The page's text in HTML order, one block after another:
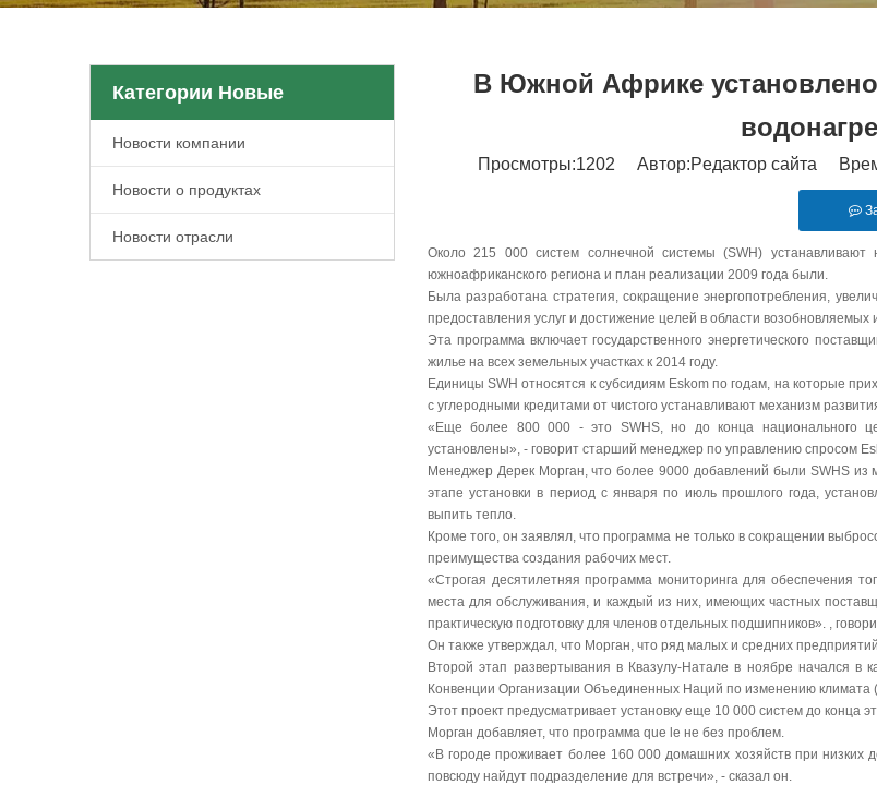
Категории Новые
Новости компании
Новости о продуктах
Новости отрасли
В Южной Африке установлено
Просмотры:1202 Автор:Pедактор сайта
Около 215 000 систем солнечной системы (SWH) устанавливают
южноафриканского региона и план реализации 2009 года были.
Была разработана стратегия, сокращение энергопотребления,
предоставления услуг и достижение целей в области возобновляемых
Эта программа включает государственного энергетического
жилье на всех земельных участках к 2014 году.
Единицы SWH относятся к субсидиям Eskom по годам, на которые
с углеродными кредитами от чистого устанавливают механизм
«Еще более 800 000 - это SWHS, но до конца национального
установлены», - говорит старший менеджер по управлению спросом
Менеджер Дерек Морган, что более 9000 добавлений были SWHS
этапе установки в период с января по июль прошлого года,
выпить тепло.
Кроме того, он заявлял, что программа не только в сокращении
преимущества создания рабочих мест.
«Строгая десятилетняя программа мониторинга для обеспечения
места для обслуживания, и каждый из них, имеющих частных
практическую подготовку для членов отдельных подшипников». ,
Он также утверждал, что Морган, что ряд малых и средних
Второй этап развертывания в Квазулу-Натале в ноябре начался в
Конвенции Организации Объединенных Наций по изменению
Этот проект предусматривает установку еще 10 000 систем до конца
Морган добавляет, что программа que le не без проблем.
«В городе проживает более 160 000 домашних хозяйств при низких
повсюду найдут подразделение для встречи», - сказал он.